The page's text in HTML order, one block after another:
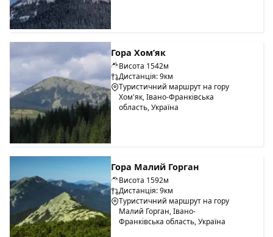
Гора Хом’як
Висота 1542м
Дистанція: 9км
Туристичний маршрут на гору
Хом'як, Івано-Франківська
область, Україна
Гора Малий Горган
Висота 1592м
Дистанція: 9км
Туристичний маршрут на гору
Малий Горган, Івано-
Франківська область, Україна